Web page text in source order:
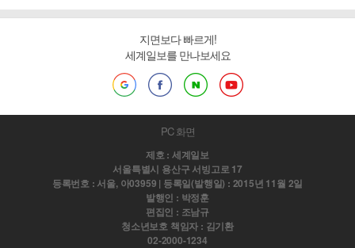
지면보다 빠르게!
세계일보를 만나보세요
PC 화면
제호 : 세계일보
서울특별시 용산구 서빙고로 17
등록번호 : 서울, 아03959 | 등록일(발행일) : 2015년 11월 2일
발행인 : 박정훈
편집인 : 조남규
청소년보호 책임자 : 김기환
02-2000-1234